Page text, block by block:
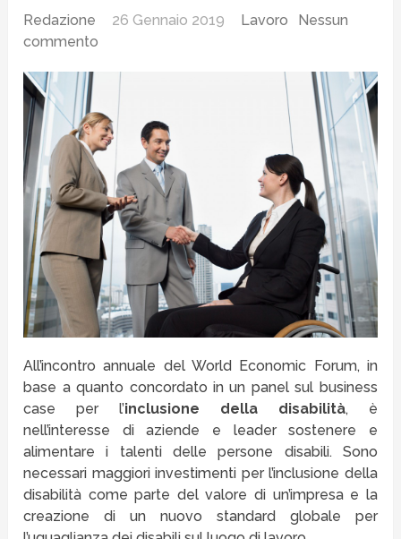
Redazione 26 Gennaio 2019 Lavoro
Nessun
commento
All’incontro annuale del World Economic Forum, in
base a quanto concordato in un panel sul business
case per l’inclusione della disabilità, è
nell’interesse di aziende e leader sostenere e
alimentare i talenti delle persone disabili. Sono
necessari maggiori investimenti per l’inclusione della
disabilità come parte del valore di un’impresa e la
creazione di un nuovo standard globale per